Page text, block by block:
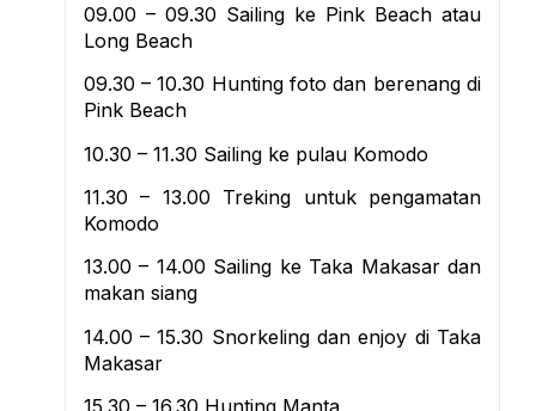
09.00 – 09.30 Sailing ke Pink Beach atau
Long Beach
09.30 – 10.30 Hunting foto dan berenang di
Pink Beach
10.30 – 11.30 Sailing ke pulau Komodo
11.30 – 13.00 Treking untuk pengamatan
Komodo
13.00 – 14.00 Sailing ke Taka Makasar dan
makan siang
14.00 – 15.30 Snorkeling dan enjoy di Taka
Makasar